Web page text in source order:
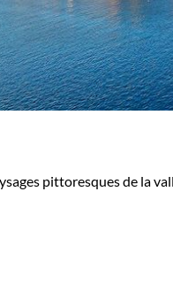
pittoresques de la